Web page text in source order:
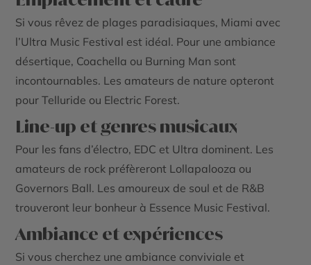
Si vous rêvez de plages paradisiaques, Miami avec
l’Ultra Music Festival est idéal. Pour une ambiance
désertique, Coachella ou Burning Man sont
incontournables. Les amateurs de nature opteront
pour Telluride ou Electric Forest.
Line-up et genres musicaux
Pour les fans d’électro, EDC et Ultra dominent. Les
amateurs de rock préfèreront Lollapalooza ou
Governors Ball. Les amoureux de soul et de R&B
trouveront leur bonheur à Essence Music Festival.
Ambiance et expériences
Si vous cherchez une ambiance conviviale et